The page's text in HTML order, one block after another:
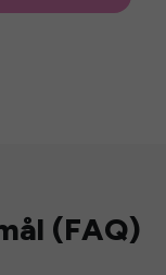
(FAQ)